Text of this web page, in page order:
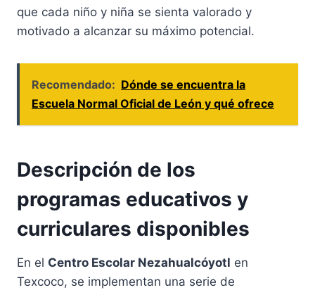
que cada niño y niña se sienta valorado y
motivado a alcanzar su máximo potencial.
Recomendado: Dónde se encuentra la
Escuela Normal Oficial de León y qué ofrece
Descripción de los
programas educativos y
curriculares disponibles
En el Centro Escolar Nezahualcóyotl en
Texcoco, se implementan una serie de